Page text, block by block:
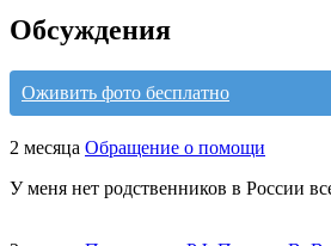
Обсуждения
Оживить фото бесплатно
2 месяца Обращение о помощи
У меня нет родственников в России